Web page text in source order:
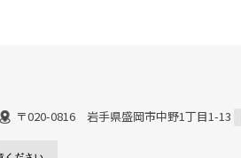
〒020-0816 岩手県盛岡市中野1丁目1-13